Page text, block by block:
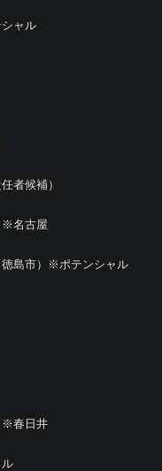
ャル
者候補）
※名古屋
徳島市）※ポテンシャル
※春日井